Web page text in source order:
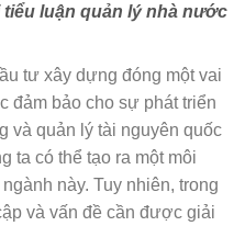
tiểu luận quản lý nhà nước
tư xây dựng đóng một vai
đảm bảo cho sự phát triển
và quản lý tài nguyên quốc
ta có thể tạo ra một môi
này. Tuy nhiên, trong
và vấn đề cần được giải